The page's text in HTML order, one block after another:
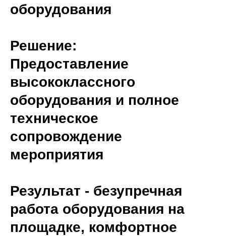
оборудования
Решение:
Предоставление
высококлассного
оборудования и полное
техническое
сопровождение
мероприятия
Результат - безупречная
работа оборудования на
площадке, комфортное